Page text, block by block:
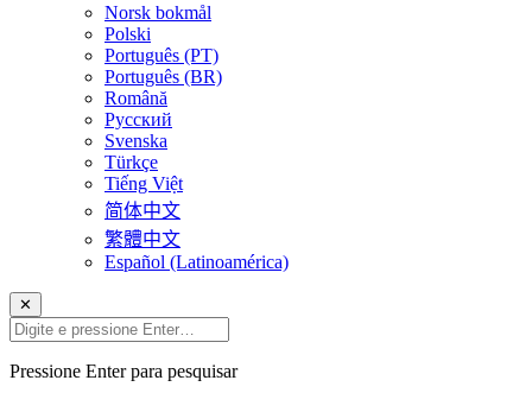
Norsk bokmål
Polski
Português (PT)
Português (BR)
Română
Русский
Svenska
Türkçe
Tiếng Việt
简体中文
繁體中文
Español (Latinoamérica)
✕
Pressione Enter para pesquisar